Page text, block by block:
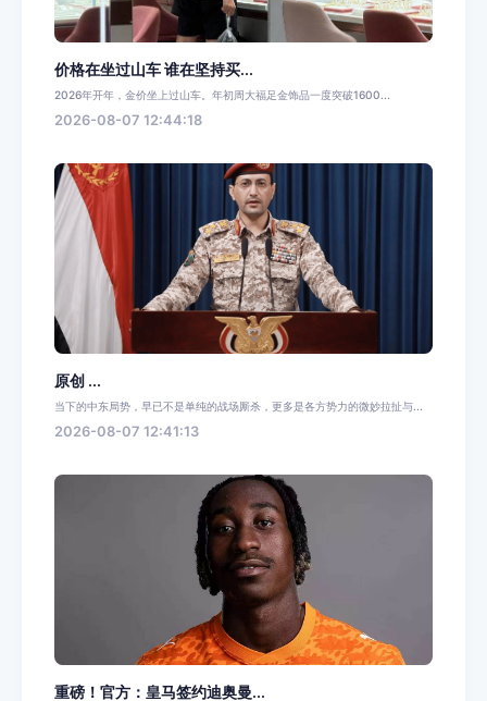
价格在坐过山车 谁在坚持买...
2026年开年，金价坐上过山车。年初周大福足金饰品一度突破1600...
2026-08-07 12:44:18
原创 ...
当下的中东局势，早已不是单纯的战场厮杀，更多是各方势力的微妙拉扯与...
2026-08-07 12:41:13
重磅！官方：皇马签约迪奥曼...